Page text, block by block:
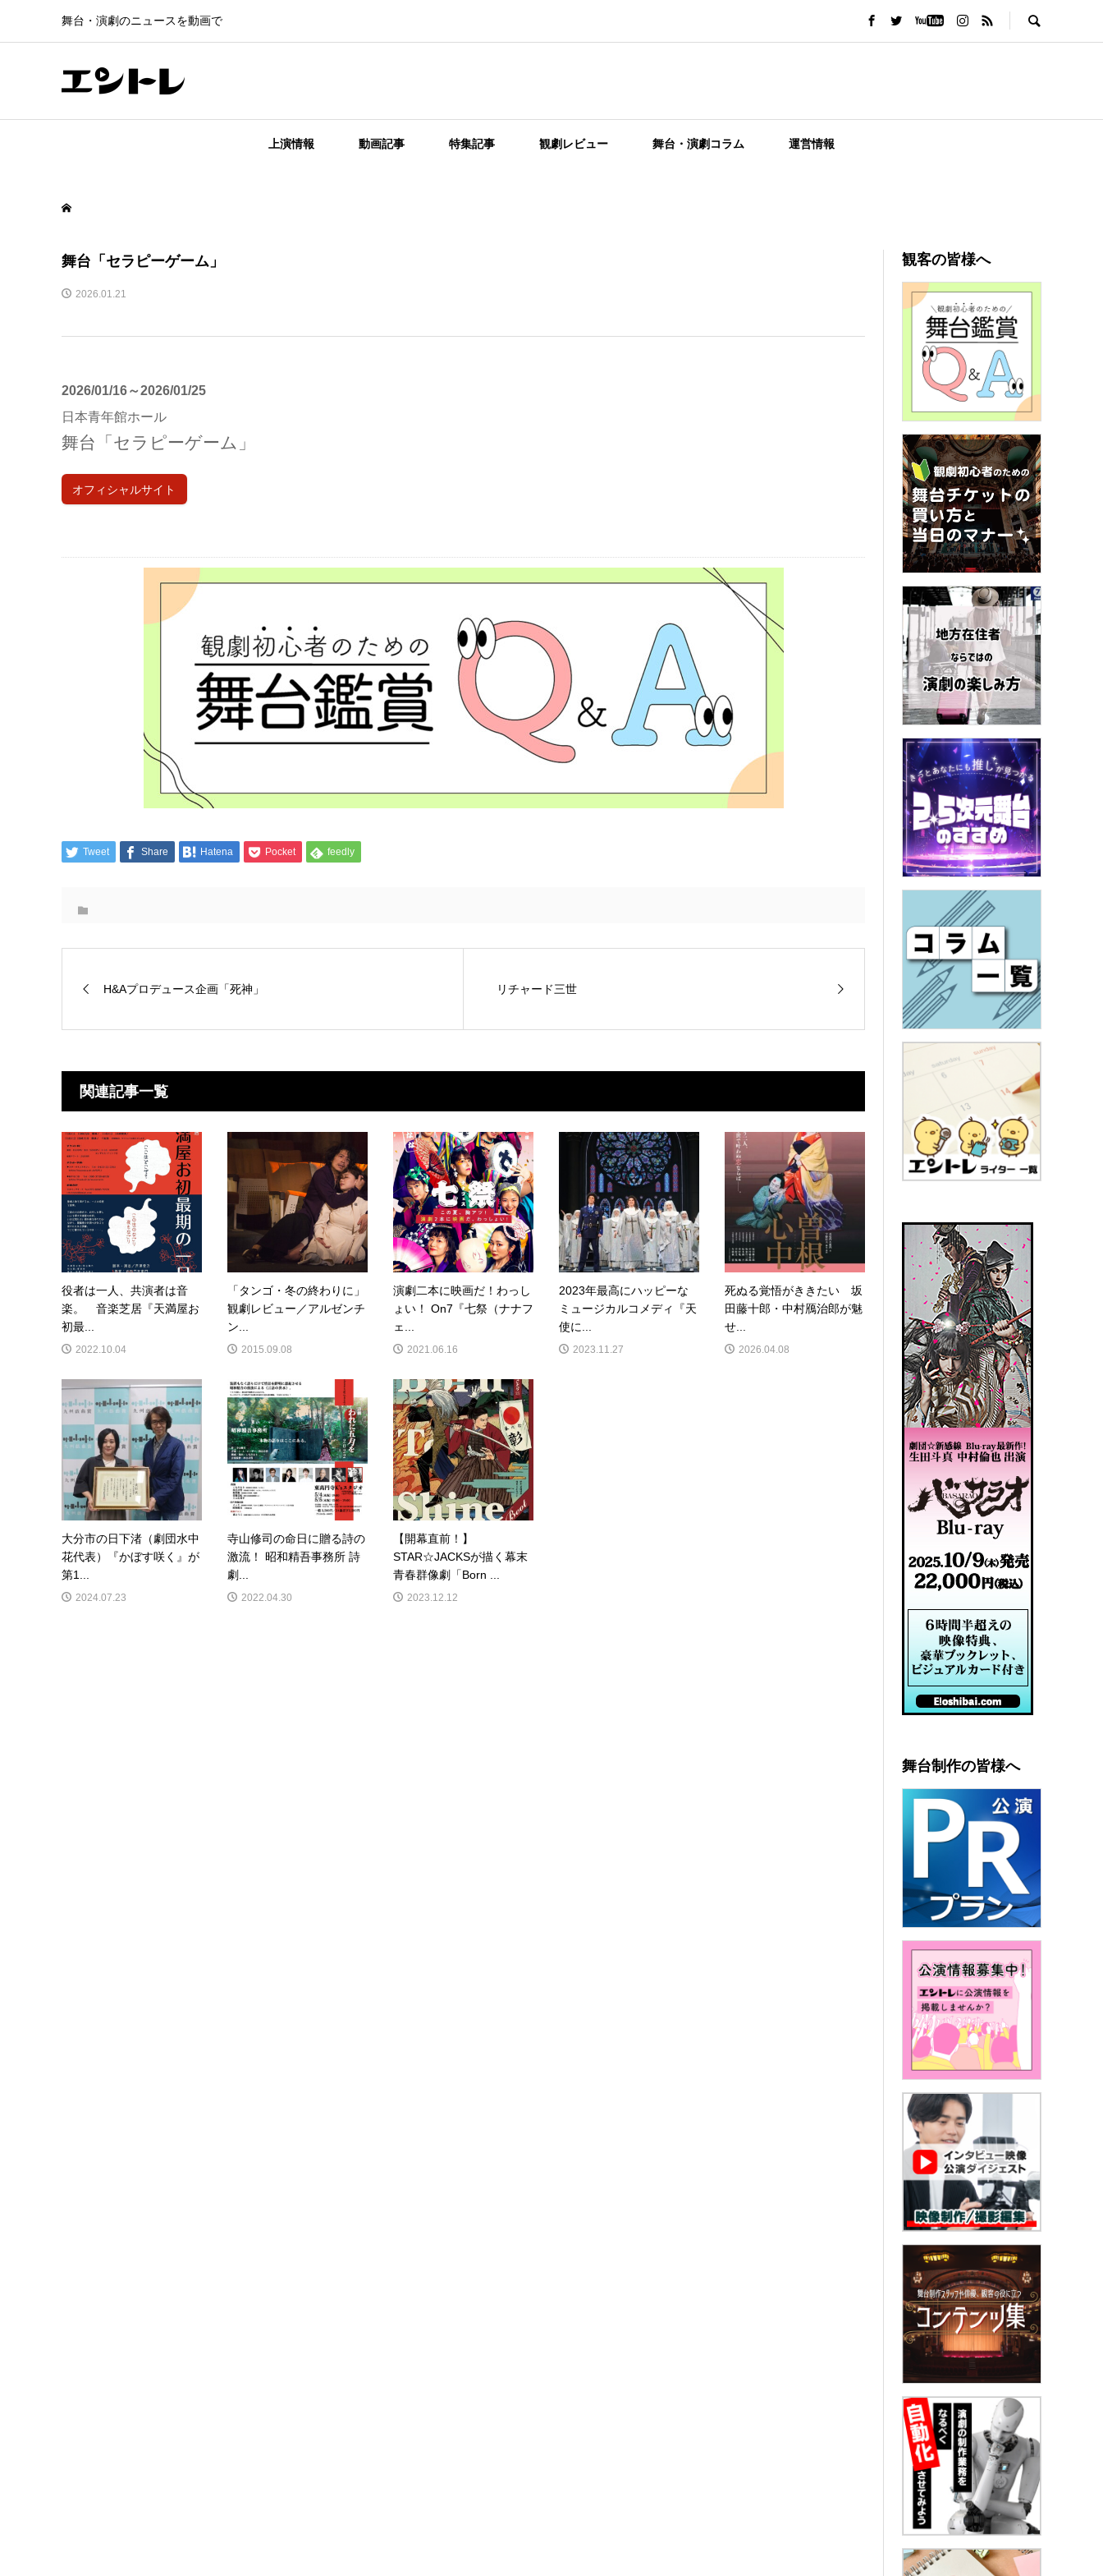
舞台・演劇のニュースを動画で
上演情報 動画記事 特集記事 観劇レビュー 舞台・演劇コラム 運営情報
舞台「セラピーゲーム」
2026.01.21
2026/01/16～2026/01/25
日本青年館ホール
舞台「セラピーゲーム」
オフィシャルサイト
Tweet Share Hatena Pocket feedly
H&Aプロデュース企画「死神」 リチャード三世
関連記事一覧
役者は一人、共演者は音
楽。 音楽芝居『天満屋お
初最...
2022.10.04
「タンゴ・冬の終わりに」
観劇レビュー／アルゼンチ
ン...
2015.09.08
演劇二本に映画だ！わっし
ょい！ On7『七祭（ナナフ
ェ...
2021.06.16
2023年最高にハッピーな
ミュージカルコメディ『天
使に...
2023.11.27
死ぬる覚悟がききたい 坂
田藤十郎・中村鴈治郎が魅
せ...
2026.04.08
大分市の日下渚（劇団水中
花代表）『かぼす咲く』が
第1...
2024.07.23
寺山修司の命日に贈る詩の
激流！ 昭和精吾事務所 詩
劇...
2022.04.30
【開幕直前！】
STAR☆JACKSが描く幕末
青春群像劇「Born ...
2023.12.12
観客の皆様へ
舞台制作の皆様へ